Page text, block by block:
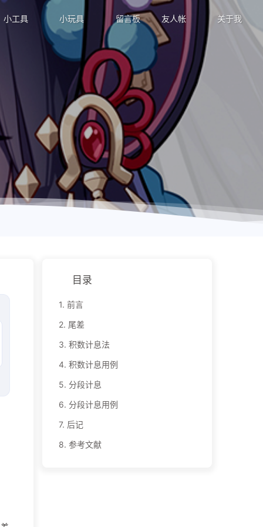
小工具 小玩具 留言板 友人帐 关于我
目录
1. 前言
2. 尾差
3. 积数计息法
4. 积数计息用例
5. 分段计息
6. 分段计息用例
7. 后记
8. 参考文献